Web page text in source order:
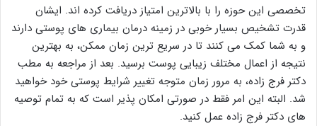
تخصصی این حوزه را با بالاترین امتیاز دریافت کرده اند. ایشان
قدرت تشخیص بسیار خوبی در زمینه درمان بیماری های پوستی دارند
و به شما کمک می کنند تا در سریع ترین زمان ممکن، به بهترین
نتیجه از اعمال مختلف زیبایی پوست برسید. بعد از مراجعه به مطب
دکتر فرج زاده، به مرور زمان متوجه تغییر شرایط پوستی خود خواهید
شد. البته این امر فقط در صورتی امکان پذیر است که به تمام توصیه
های دکتر فرج زاده عمل کنید.